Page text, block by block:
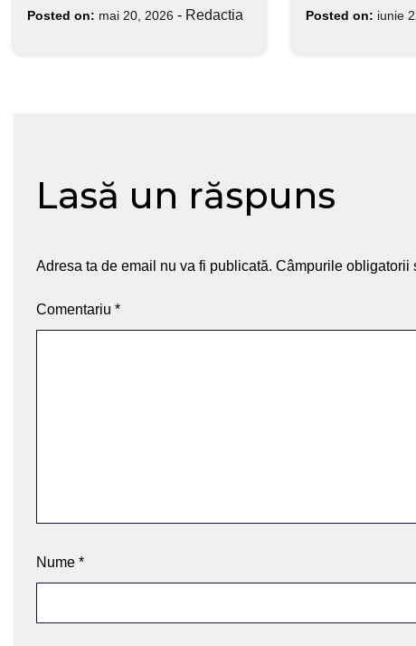
Posted on: mai 20, 2026 - Redactia Posted on: iunie
Lasă un răspuns
Adresa ta de email nu va fi publicată. Câmpurile obligatorii
Comentariu *
Nume *